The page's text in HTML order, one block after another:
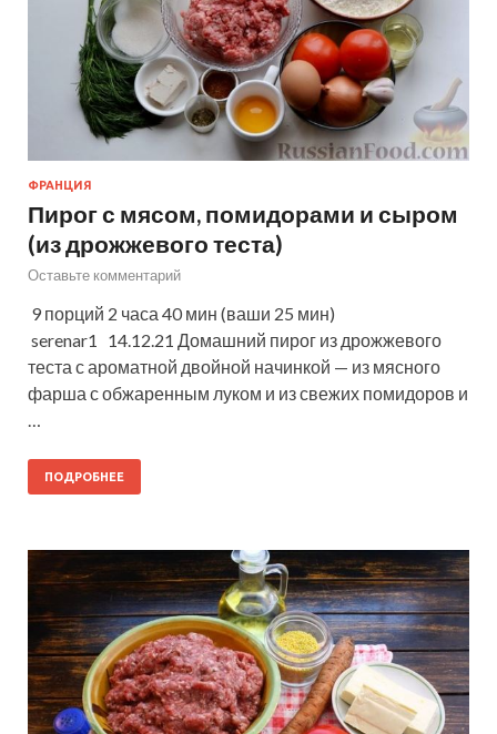
ФРАНЦИЯ
Пирог с мясом, помидорами и сыром
(из дрожжевого теста)
Оставьте комментарий
9 порций 2 часа 40 мин (ваши 25 мин)
serenar1 14.12.21 Домашний пирог из дрожжевого
теста с ароматной двойной начинкой — из мясного
фарша с обжаренным луком и из свежих помидоров и
ПОДРОБНЕЕ